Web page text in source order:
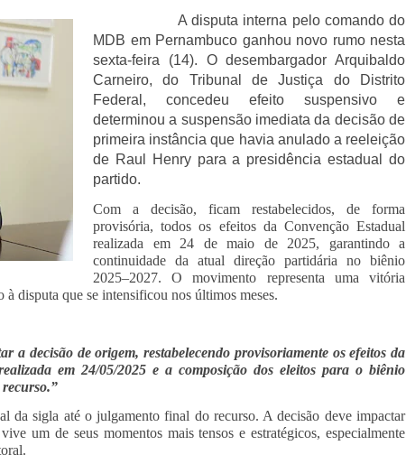
A disputa interna pelo comando do
MDB em Pernambuco ganhou novo rumo nesta
sexta-feira (14). O desembargador Arquibaldo
Carneiro, do Tribunal de Justiça do Distrito
Federal, concedeu efeito suspensivo e
determinou a suspensão imediata da decisão de
primeira instância que havia anulado a reeleição
de Raul Henry para a presidência estadual do
partido.
Com a decisão, ficam restabelecidos, de forma
provisória, todos os efeitos da Convenção Estadual
realizada em 24 de maio de 2025, garantindo a
continuidade da atual direção partidária no biênio
2025–2027. O movimento representa uma vitória
disputa que se intensificou nos últimos meses.
a decisão de origem, restabelecendo provisoriamente os efeitos da
em 24/05/2025 e a composição dos eleitos para o biênio
da sigla até o julgamento final do recurso. A decisão deve impactar
um de seus momentos mais tensos e estratégicos, especialmente